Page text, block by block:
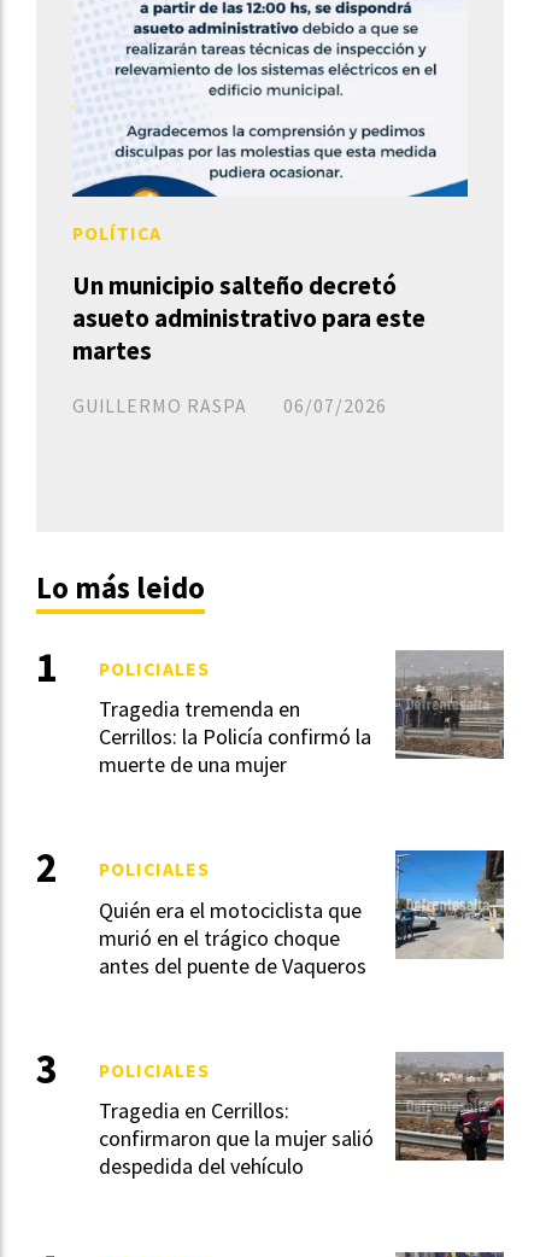
Un municipio salteño decretó
asueto administrativo para este
martes
GUILLERMO RASPA
POLÍTICA
06/07/2026
Lo más leido
Tragedia tremenda en
Cerrillos: la Policía confirmó la
muerte de una mujer
POLICIALES
Quién era el motociclista que
murió en el trágico choque
antes del puente de Vaqueros
POLICIALES
Tragedia en Cerrillos:
confirmaron que la mujer salió
despedida del vehículo
POLICIALES